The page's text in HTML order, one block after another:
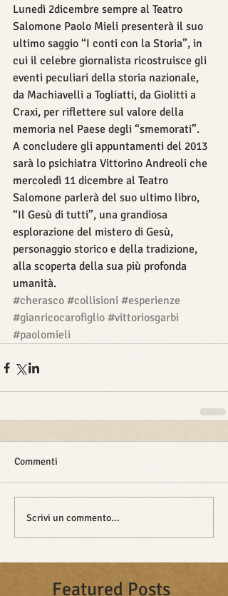
Featured Posts
Lunedì 2dicembre sempre al Teatro
Salomone Paolo Mieli presenterà il suo
ultimo saggio “I conti con la Storia”, in
cui il celebre giornalista ricostruisce gli
eventi peculiari della storia nazionale,
da Machiavelli a Togliatti, da Giolitti a
Craxi, per riflettere sul valore della
memoria nel Paese degli “smemorati”.
A concludere gli appuntamenti del 2013
sarà lo psichiatra Vittorino Andreoli che
mercoledì 11 dicembre al Teatro
Salomone parlerà del suo ultimo libro,
“Il Gesù di tutti”, una grandiosa
esplorazione del mistero di Gesù,
personaggio storico e della tradizione,
alla scoperta della sua più profonda
umanità.
#cherasco #collisioni #esperienze
#gianricocarofiglio #vittoriosgarbi
#paolomieli
Commenti
Scrivi un commento...